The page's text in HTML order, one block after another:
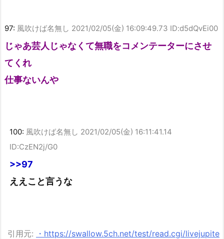
97: 風吹けば名無し 2021/02/05(金) 16:09:49.73 ID:d5dQvEi00
じゃあ芸人じゃなくて無職をコメンテーターにさせ
てくれ
仕事ないんや
100: 風吹けば名無し 2021/02/05(金) 16:11:41.14
ID:CzEN2j/G0
>>97
ええこと言うな
引用元:
・https://swallow.5ch.net/test/read.cgi/livejupite